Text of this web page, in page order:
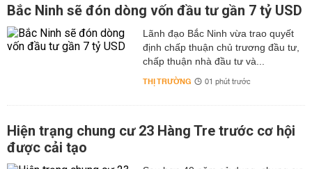
Bắc Ninh sẽ đón dòng vốn đầu tư gần 7 tỷ USD
Lãnh đạo Bắc Ninh vừa trao quyết
định chấp thuận chủ trương đầu tư,
chấp thuận nhà đầu tư và...
THỊ TRƯỜNG 01 phút trước
Hiện trạng chung cư 23 Hàng Tre trước cơ hội
được cải tạo